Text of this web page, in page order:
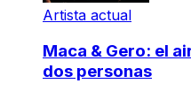
Artista actual
Maca & Gero: el
dos personas